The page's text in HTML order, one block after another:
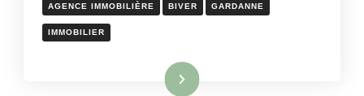
AGENCE IMMOBILIÈRE BIVER GARDANNE
IMMOBILIER
Lire la suite